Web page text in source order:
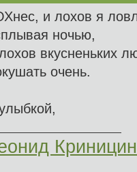
и лохов я
ночью,
вкусненьких
очень.
Криницин